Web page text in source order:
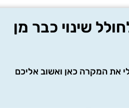
שינוי כבר מן
את המקרה כאן ואשוב אליכם